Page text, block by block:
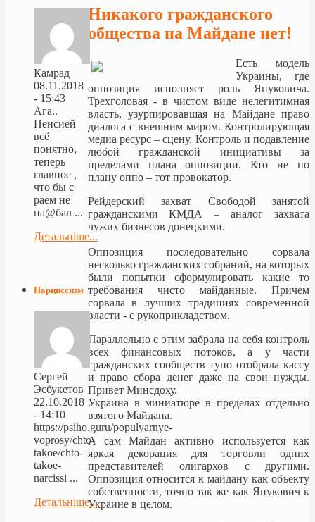
Никакого гражданского
общества на Майдане нет!
Есть модель
Украины, где
оппозиция исполняет роль Януковича.
Трехголовая - в чистом виде нелегитимная
власть, узурпировавшая на Майдане право
диалога с внешним миром. Контролирующая
медиа ресурс – сцену. Контроль и подавление
любой гражданской инициативы за
пределами плана оппозиции. Кто не по
плану оппо – тот провокатор.
Рейдерский захват Свободой занятой
гражданскими КМДА – аналог захвата
чужих бизнесов донецкими.
Оппозиция последовательно сорвала
несколько гражданских собраний, на которых
были попытки сформулировать какие то
требования чисто майданные. Причем
сорвала в лучших традициях современной
власти - с рукоприкладством.
Параллельно с этим забрала на себя контроль
всех финансовых потоков, а у части
гражданских сообществ тупо отобрала кассу
и право сбора денег даже на свои нужды.
Привет Минсдоху.
Украина в миниатюре в пределах отдельно
взятого Майдана.
А сам Майдан активно используется как
яркая декорация для торговли одних
представителей олигархов с другими.
Оппозиция относится к майдану как объекту
собственности, точно так же как Янукович к
Украине в целом.
Камрад
08.11.2018
- 15:43
Ага..
Пенсией
всё
понятно,
теперь
главное ,
что бы с
раем не
на@бал ...
Детальніше...
Нарциссизм
Сергей
Эсбукетов
22.10.2018
- 14:10
https://psiho.guru/populyarnye-
voprosy/chto-
takoe/chto-
takoe-
narcissi ...
Детальніше...